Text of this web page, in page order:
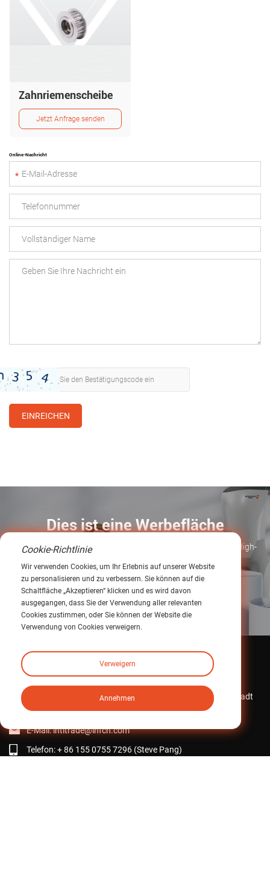
Zahnriemenscheibe
Jetzt Anfrage senden
Online-Nachricht
*
EINREICHEN
Dies ist eine Werbefläche
Newgear Intelligent Transmission (Guangdong) Co., Ltd., ein High-
Tech-Unternehmen, spezialisiert auf Präzisionsgetriebe
Erkunden
Kontaktieren Sie uns
iHF-Industriepark, Mintai Road Nr. 1, Stadt Huangjiang, Stadt
Dongguan, Provinz Guangdong, China
E-Mail:intltrade@ihfcn.com
Telefon:+ 86 155 0755 7296 (Steve Pang)
Cookie-Richtlinie
Wir verwenden Cookies, um Ihr Erlebnis auf unserer Website
zu personalisieren und zu verbessern. Sie können auf die
Schaltfläche „Akzeptieren“ klicken und es wird davon
ausgegangen, dass Sie der Verwendung aller relevanten
Cookies zustimmen, oder Sie können der Website die
Verwendung von Cookies verweigern.
Verweigern
Annehmen